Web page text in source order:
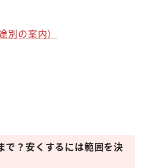
別の案内）
で？安くするには範囲を決